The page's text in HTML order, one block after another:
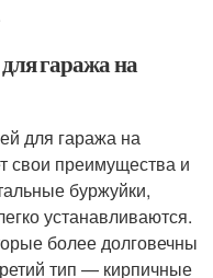
гаража на
для гаража на
свои преимущества и
буржуйки,
устанавливаются.
более долговечны
тип — кирпичные